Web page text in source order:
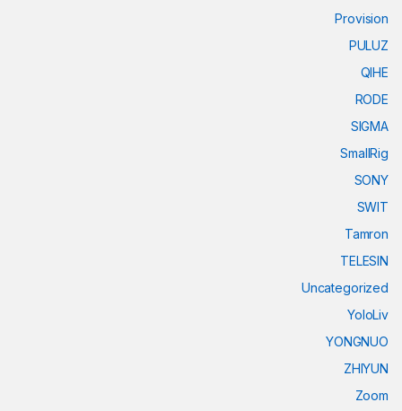
Provision
PULUZ
QIHE
RODE
SIGMA
SmallRig
SONY
SWIT
Tamron
TELESIN
Uncategorized
YoloLiv
YONGNUO
ZHIYUN
Zoom